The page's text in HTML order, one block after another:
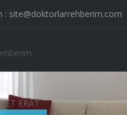
: site@doktorlarrehberim.com
ERAT